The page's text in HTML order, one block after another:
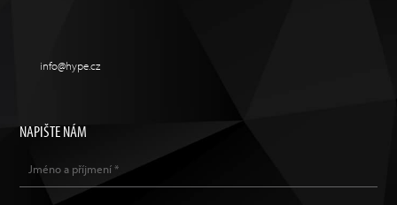
info@hype.cz
NAPIŠTE NÁM